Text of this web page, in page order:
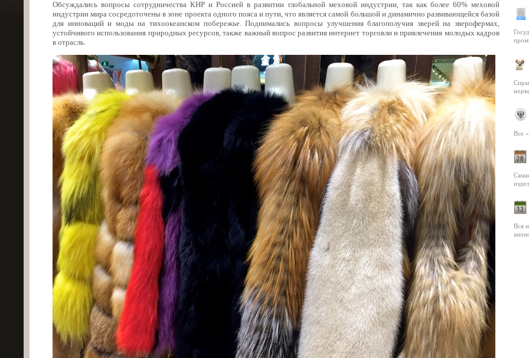
Все
Вся
Обсуждались вопросы сотрудничества КНР и Россией в развитии глобальной меховой индустрии, так как более 60% меховой
индустрии мира сосредоточены в зоне проекта одного пояса и пути, что является самой большой и динамично развивающейся базой
для инноваций и моды на тихоокеанском побережье. Поднимались вопросы улучшения благополучия зверей на зверофермах,
устойчивого использования природных ресурсов, также важный вопрос развития интернет торговли и привлечения молодых кадров
в отрасль.